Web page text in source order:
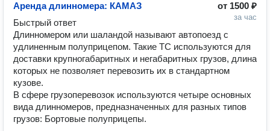
от 1500 ₽
за час
Аренда длинномера: КАМАЗ
Быстрый ответ
Длинномером или шаландой называют автопоезд с
удлиненным полуприцепом. Такие ТС используются для
доставки крупногабаритных и негабаритных грузов, длина
которых не позволяет перевозить их в стандартном
кузове.
В сфере грузоперевозок используются четыре основных
вида длинномеров, предназначенных для разных типов
грузов: Бортовые полуприцепы.